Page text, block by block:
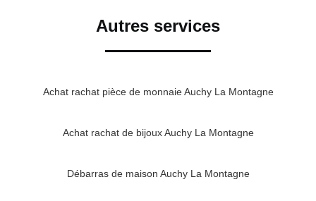
Autres services
Achat rachat pièce de monnaie Auchy La Montagne
Achat rachat de bijoux Auchy La Montagne
Débarras de maison Auchy La Montagne